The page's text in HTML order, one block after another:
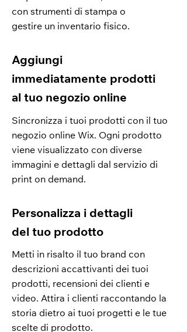
con strumenti di stampa o
gestire un inventario fisico.
Aggiungi
immediatamente prodotti
al tuo negozio online
Sincronizza i tuoi prodotti con il tuo
negozio online Wix. Ogni prodotto
viene visualizzato con diverse
immagini e dettagli dal servizio di
print on demand.
Personalizza i dettagli
del tuo prodotto
Metti in risalto il tuo brand con
descrizioni accattivanti dei tuoi
prodotti, recensioni dei clienti e
video. Attira i clienti raccontando la
storia dietro ai tuoi progetti e le tue
scelte di prodotto.